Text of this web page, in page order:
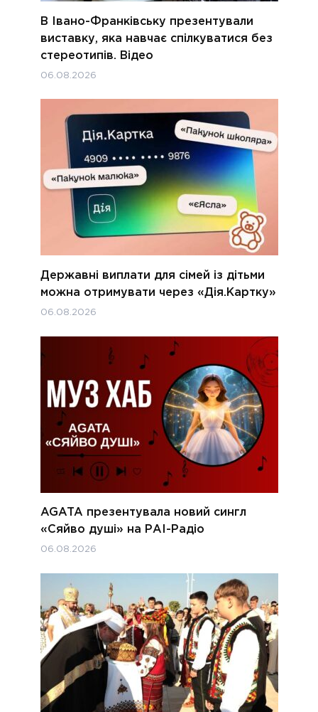
В Івано-Франківську презентували
виставку, яка навчає спілкуватися без
стереотипів. Відео
06.08.2026
Державні виплати для сімей із дітьми
можна отримувати через «Дія.Картку»
06.08.2026
AGATA презентувала новий сингл
«Сяйво душі» на РАІ-Радіо
06.08.2026